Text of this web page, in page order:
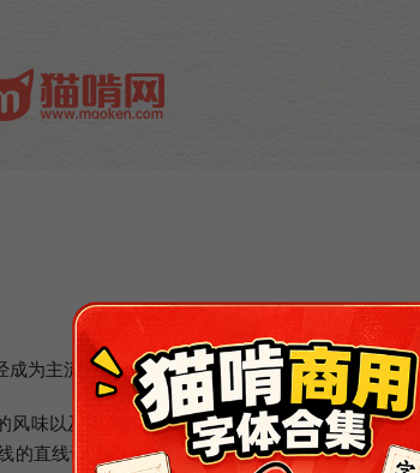
为主流，我感觉未来横排的需求会进一步增加。
风味以及汉字和假名的平衡等的基础上，采用了
直线设计。这是对新概念的古典系列明朝体的